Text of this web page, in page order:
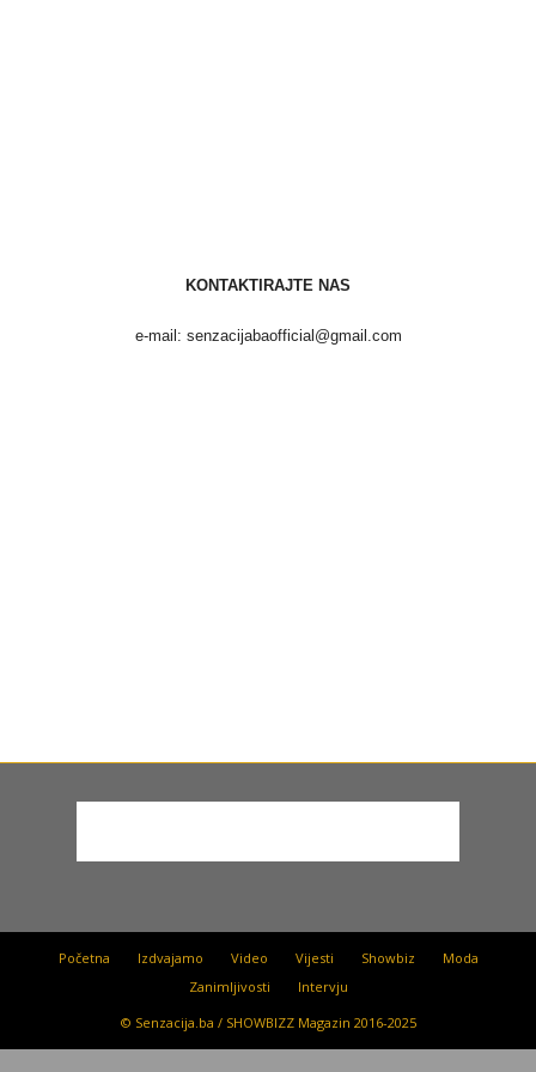
KONTAKTIRAJTE NAS
e-mail: senzacijabaofficial@gmail.com
Početna Izdvajamo Video Vijesti Showbiz
Moda
Zanimljivosti
Intervju
© Senzacija.ba / SHOWBIZZ Magazin 2016-2025